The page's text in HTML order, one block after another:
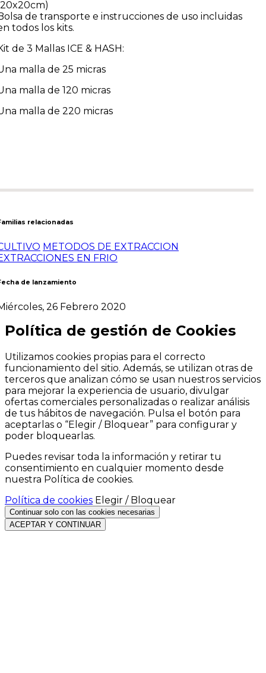
de transporte e instrucciones de uso incluidas
todos los kits.
de 3 Mallas ICE & HASH:
malla de 25 micras
malla de 120 micras
malla de 220 micras
relacionadas
METODOS DE EXTRACCION
EN FRIO
de lanzamiento
26 Febrero 2020
Política de gestión de Cookies
Utilizamos cookies propias para el correcto
funcionamiento del sitio. Además, se utilizan otras de
terceros que analizan cómo se usan nuestros servicios
para mejorar la experiencia de usuario, divulgar
ofertas comerciales personalizadas o realizar análisis
de tus hábitos de navegación. Pulsa el botón para
aceptarlas o “Elegir / Bloquear” para configurar y
poder bloquearlas.
Puedes revisar toda la información y retirar tu
consentimiento en cualquier momento desde
nuestra Política de cookies.
Política de cookies Elegir / Bloquear
Continuar solo con las cookies necesarias
ACEPTAR Y CONTINUAR